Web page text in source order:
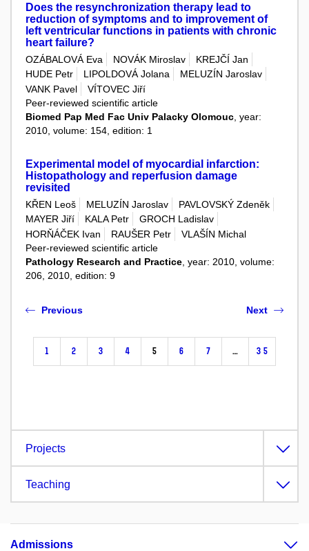
Does the resynchronization therapy lead to
reduction of symptoms and to improvement of
left ventricular functions in patients with chronic
heart failure?
OZÁBALOVÁ Eva NOVÁK Miroslav
KREJČÍ Jan
HUDE Petr
LIPOLDOVÁ Jolana
MELUZÍN Jaroslav
VANK Pavel
VÍTOVEC Jiří
Peer-reviewed scientific article
Biomed Pap Med Fac Univ Palacky Olomouc , year:
2010, volume: 154, edition: 1
Experimental model of myocardial infarction:
Histopathology and reperfusion damage
revisited
KŘEN Leoš MELUZÍN Jaroslav
PAVLOVSKÝ Zdeněk
MAYER Jiří
KALA Petr
GROCH Ladislav
HORŇÁČEK Ivan
RAUŠER Petr
VLAŠÍN Michal
Peer-reviewed scientific article
Pathology Research and Practice , year: 2010, volume:
206, 2010, edition: 9
Previous
1 2 3 4 5 6 7 … 35
Next
Projects
Teaching
Admissions